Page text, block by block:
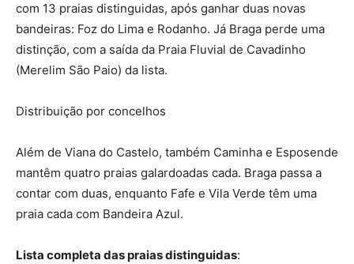
com 13 praias distinguidas, após ganhar duas novas
bandeiras: Foz do Lima e Rodanho. Já Braga perde uma
distinção, com a saída da Praia Fluvial de Cavadinho
(Merelim São Paio) da lista.
Distribuição por concelhos
Além de Viana do Castelo, também Caminha e Esposende
mantêm quatro praias galardoadas cada. Braga passa a
contar com duas, enquanto Fafe e Vila Verde têm uma
praia cada com Bandeira Azul.
Lista completa das praias distinguidas: